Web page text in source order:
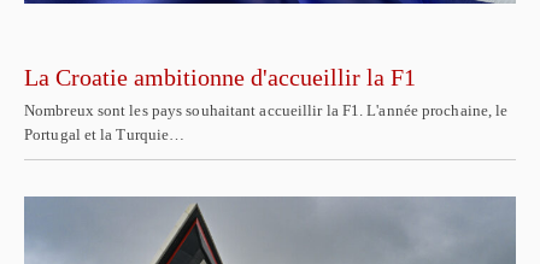
La Croatie ambitionne d'accueillir la F1
Nombreux sont les pays souhaitant accueillir la F1. L'année prochaine, le
Portugal et la Turquie…